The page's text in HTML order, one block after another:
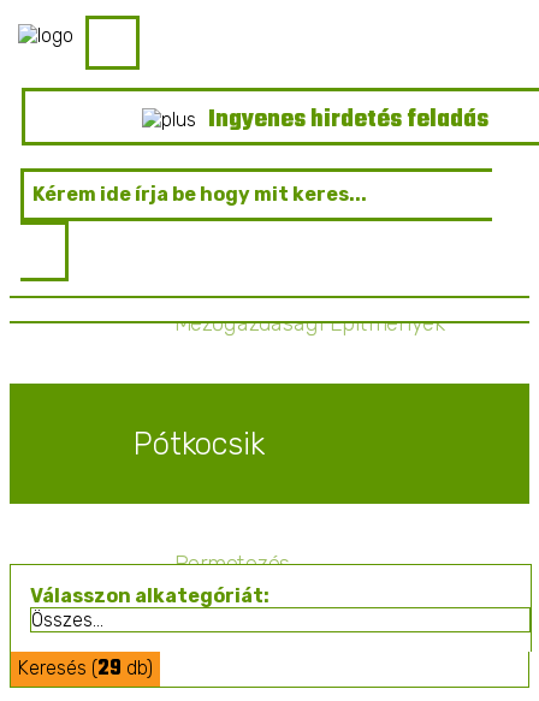
Ingyenes hirdetés feladás
Mezőgazdasági Gépek
Gépalkatrészek
Mezőgazdasági Építmények
Pótkocsik
Permetezés
Szolgáltatások
Válasszon alkategóriát:
Keresés (29 db)